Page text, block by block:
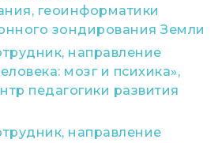
геоинформатики
зондирования Земли
направление
мозг и психика»,
педагогики развития
направление